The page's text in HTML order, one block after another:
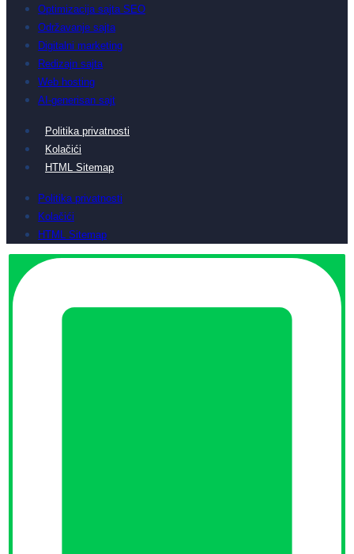
Optimizacija sajta SEO
Održavanje sajta
Digitalni marketing
Redizajn sajta
Web hosting
AI-generisan sajt
Politika privatnosti
Kolačići
HTML Sitemap
Politika privatnosti
Kolačići
HTML Sitemap